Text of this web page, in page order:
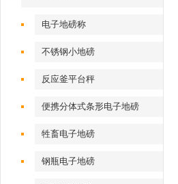
电子地磅称
不锈钢小地磅
反应釜平台秤
便携分体式条形电子地磅
牲畜电子地磅
钢瓶电子地磅